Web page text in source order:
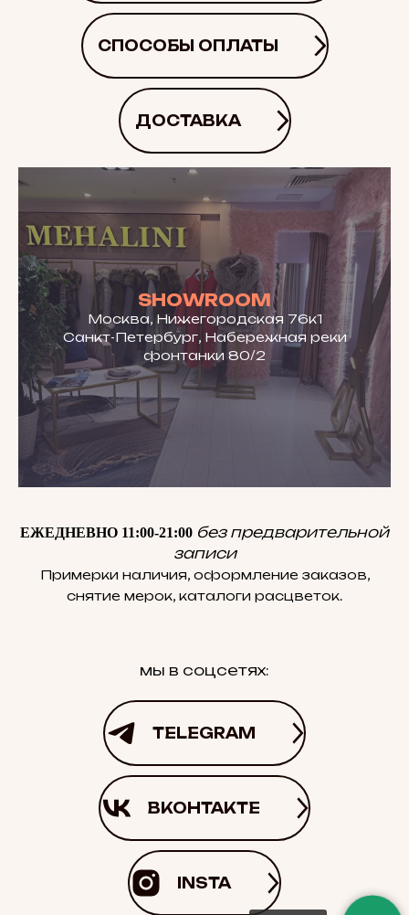
СПОСОБЫ ОПЛАТЫ
ДОСТАВКА
SHOWROOM
Москва, Нижегородская 76к1
Санкт-Петербург, Набережная реки
фонтанки 80/2
ЕЖЕДНЕВНО 11:00-21:00 без предварительной
записи
Примерки наличия, оформление заказов,
снятие мерок, каталоги расцветок.
мы в соцсетях:
TELEGRAM
ВКОНТАКТЕ
INSTA